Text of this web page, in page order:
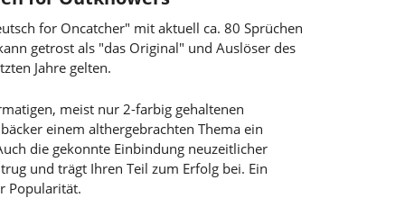
for Oncatcher" mit aktuell ca. 80 Sprüchen
getrost als "das Original" und Auslöser des
Jahre gelten.
meist nur 2-farbig gehaltenen
einem althergebrachten Thema ein
die gekonnte Einbindung neuzeitlicher
und trägt Ihren Teil zum Erfolg bei. Ein
Popularität.